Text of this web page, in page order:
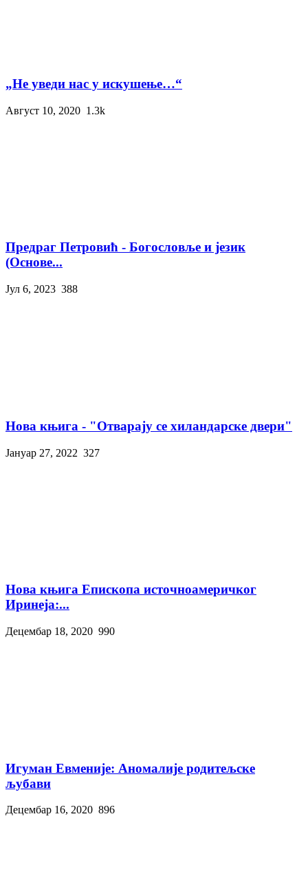
„Не уведи нас у искушење…“
Август 10, 2020 1.3k
Предраг Петровић - Богословље и језик
(Основе...
Јул 6, 2023 388
Нова књига - "Отварају се хиландарске двери"
Јануар 27, 2022 327
Нова књига Епископа источноамеричког
Иринеја:...
Децембар 18, 2020 990
Игуман Евменије: Аномалије родитељске
љубави
Децембар 16, 2020 896